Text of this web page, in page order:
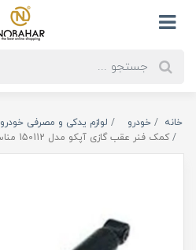
خانه خودرو
لوازم یدکی و مصرفی خودرو
کمک فنر عقب گازی آپکو مدل 150112 مناسب برای پژو 405 و سمند / CNG